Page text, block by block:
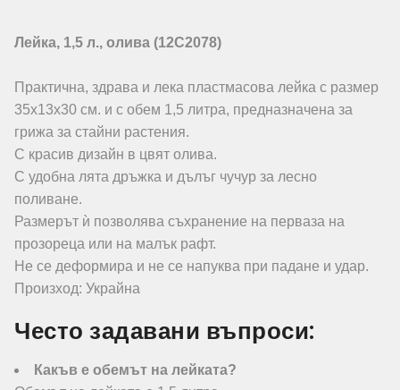
Лейка, 1,5 л., олива (12C2078)
Практична, здрава и лека пластмасова лейка с размер
35х13х30 см. и с обем 1,5 литра, предназначена за
грижа за стайни растения.
С красив дизайн в цвят олива.
С удобна лята дръжка и дълъг чучур за лесно
поливане.
Размерът ѝ позволява съхранение на перваза на
прозореца или на малък рафт.
Не се деформира и не се напуква при падане и удар.
Произход: Украйна
Често задавани въпроси:
Какъв е обемът на лейката?